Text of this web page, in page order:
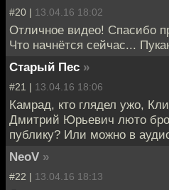
#20 | 13.04.16 18:02
Отличное видео! Спасибо
Что начнётся сейчас...
Старый Пес »
#21 | 13.04.16 18:06
Камрад, кто глядел ужо,
Дмитрий Юрьевич люто
публику? Или можно в
NeoV »
#22 | 13.04.16 18:13